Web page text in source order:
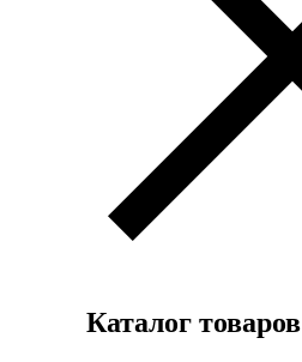
Каталог товаров